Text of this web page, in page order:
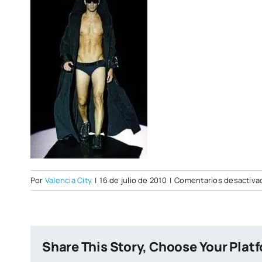
Por Valencia City | 16 de julio de 2010 | Comentarios
Share This Story, Choose Your